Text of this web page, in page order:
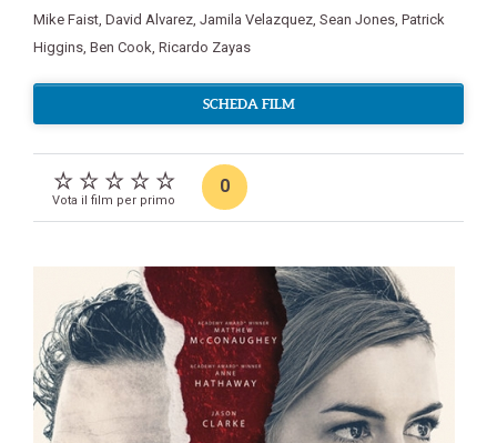
Mike Faist David Alvarez Jamila Velazquez Sean Jones Patrick
Higgins Ben Cook Ricardo Zayas
SCHEDA FILM
Vota il film per primo
0